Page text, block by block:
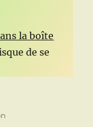
la boîte
de se